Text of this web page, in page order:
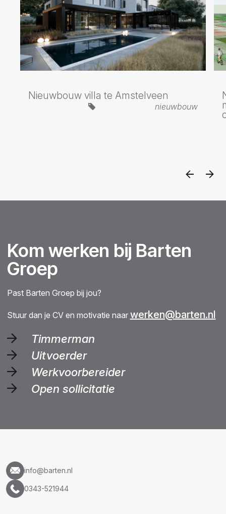
Nieuwbouw villa te Amstelveen
nieuwbouw
Kom werken bij Barten
Groep
Past Barten Groep bij jou?
Stuur dan je CV en motivatie naar werken@barten.nl
Timmerman
Uitvoerder
Werkvoorbereider
Open sollicitatie
info@barten.nl
0343-521944